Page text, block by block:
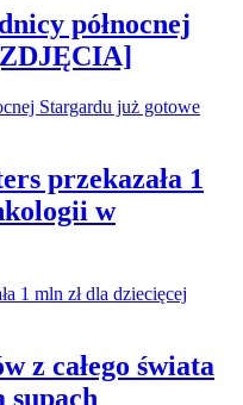
północnej
przekazała 1
w
z całego świata
supach